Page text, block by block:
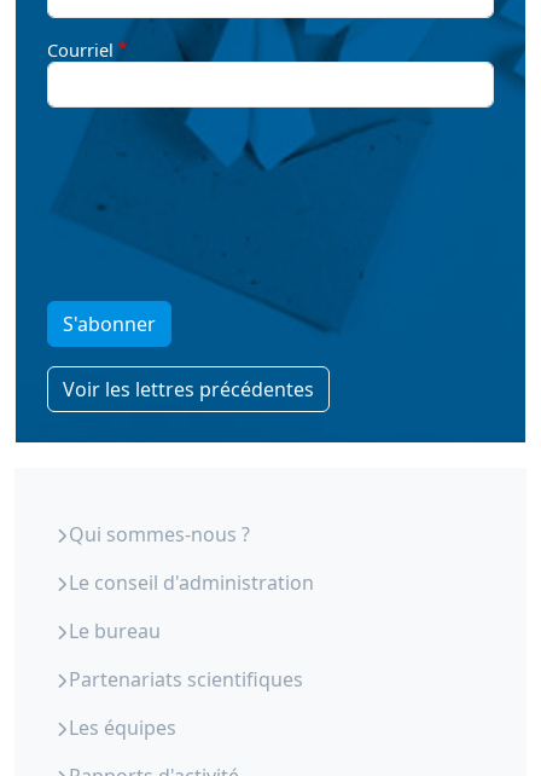
Courriel
S'abonner
Voir les lettres précédentes
Qui sommes-nous ?
Le conseil d'administration
Le bureau
Partenariats scientifiques
Les équipes